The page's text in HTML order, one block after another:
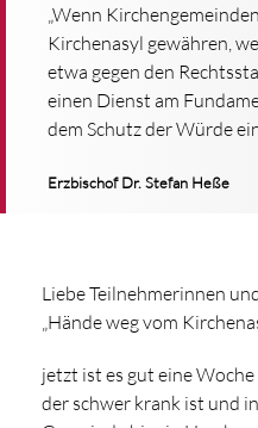
„Wenn
Kirchenasyl gewähren,
etwa gegen den
einen Dienst am
dem Schutz der Würde
Erzbischof Dr. Stefan Heße
Liebe Teilnehmerinnen
„Hände weg vom
jetzt ist es gut eine
der schwer krank ist und